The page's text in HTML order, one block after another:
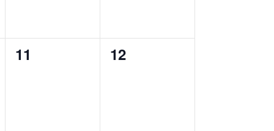
0
11
0
12